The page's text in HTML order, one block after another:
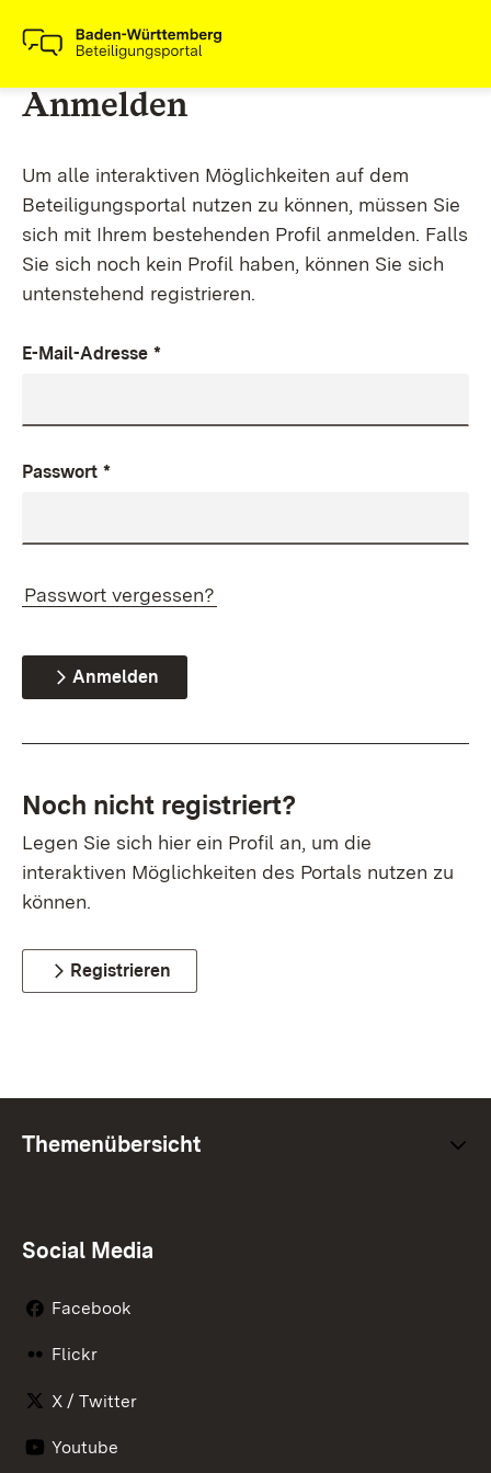
Anmelden
Um alle interaktiven Möglichkeiten auf dem
Beteiligungsportal nutzen zu können, müssen Sie
sich mit Ihrem bestehenden Profil anmelden. Falls
Sie sich noch kein Profil haben, können Sie sich
untenstehend registrieren.
E-Mail-Adresse *
Passwort *
Passwort vergessen?
Anmelden
Noch nicht registriert?
Legen Sie sich hier ein Profil an, um die
interaktiven Möglichkeiten des Portals nutzen zu
können.
Registrieren
Themenübersicht
Social Media
Facebook
Flickr
X / Twitter
Youtube